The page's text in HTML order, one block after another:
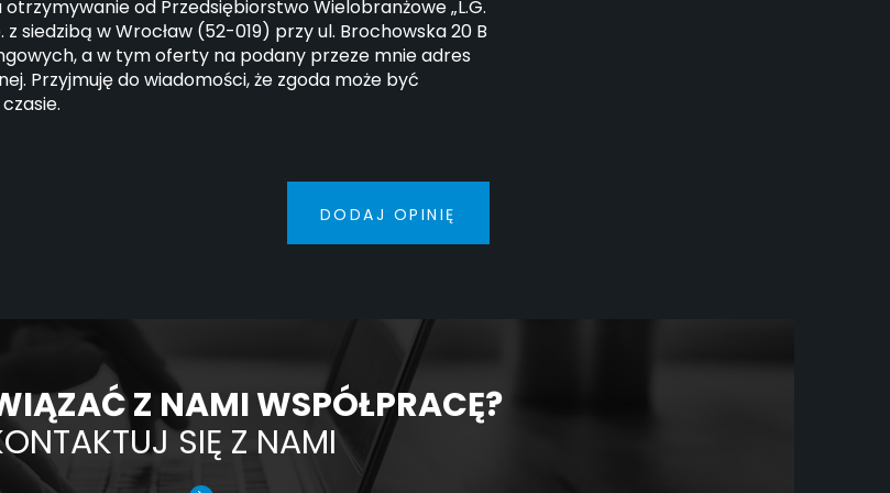
od Przedsiębiorstwo Wielobranżowe „L.G.
z siedzibą w Wrocław (52-019) przy ul. Brochowska 20 B
a w tym oferty na podany przeze mnie adres
Przyjmuję do wiadomości, że zgoda może być
DODAJ OPINIĘ
Z NAMI WSPÓŁPRACĘ?
SIĘ Z NAMI